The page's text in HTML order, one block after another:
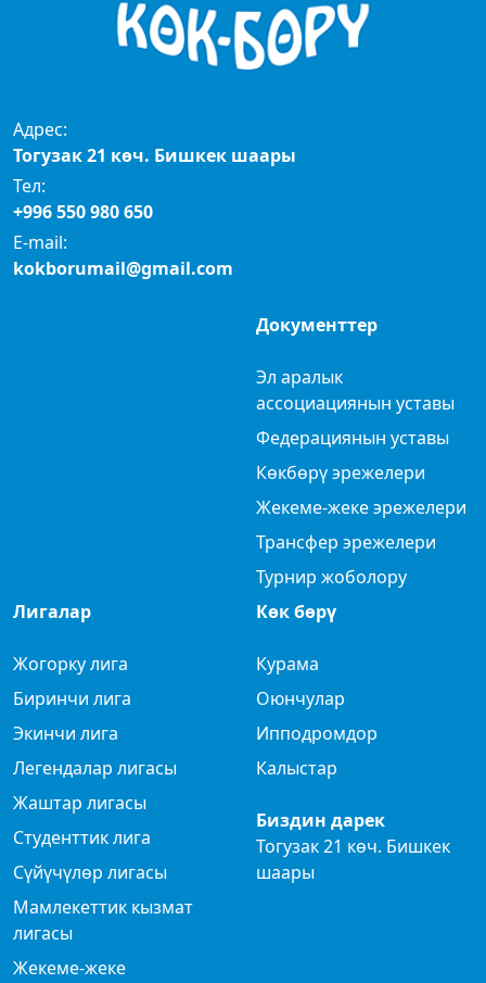
Адрес:
Тогузак 21 көч. Бишкек шаары
Тел:
+996 550 980 650
E-mail:
kokborumail@gmail.com
Документтер
Эл аралык
ассоциациянын уставы
Федерациянын уставы
Көкбөрү эрежелери
Жекеме-жеке эрежелери
Трансфер эрежелери
Турнир жоболору
Лигалар
Жогорку лига
Биринчи лига
Экинчи лига
Легендалар лигасы
Жаштар лигасы
Студенттик лига
Сүйүчүлөр лигасы
Мамлекеттик кызмат
лигасы
Жекеме-жеке
Көк бөрү
Курама
Оюнчулар
Ипподромдор
Калыстар
Биздин дарек
Тогузак 21 көч. Бишкек
шаары